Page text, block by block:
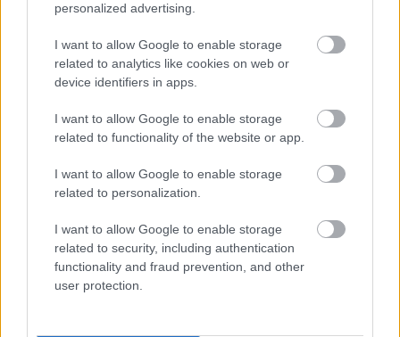
personalized advertising.
I want to allow Google to enable storage
related to analytics like cookies on web or
device identifiers in apps.
I want to allow Google to enable storage
related to functionality of the website or app.
I want to allow Google to enable storage
related to personalization.
I want to allow Google to enable storage
related to security, including authentication
functionality and fraud prevention, and other
user protection.
Kövess minket a Facebookon